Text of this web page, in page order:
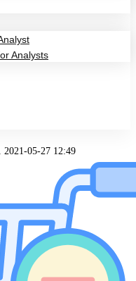
Analysts
2021-05-27 12:49